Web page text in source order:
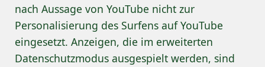
nach Aussage von YouTube nicht zur
Personalisierung des Surfens auf YouTube
eingesetzt. Anzeigen, die im erweiterten
Datenschutzmodus ausgespielt werden, sind